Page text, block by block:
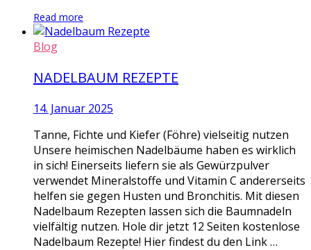
Read more
Blog
NADELBAUM REZEPTE
14. Januar 2025
Tanne, Fichte und Kiefer (Föhre) vielseitig nutzen
Unsere heimischen Nadelbäume haben es wirklich
in sich! Einerseits liefern sie als Gewürzpulver
verwendet Mineralstoffe und Vitamin C andererseits
helfen sie gegen Husten und Bronchitis. Mit diesen
Nadelbaum Rezepten lassen sich die Baumnadeln
vielfältig nutzen. Hole dir jetzt 12 Seiten kostenlose
Nadelbaum Rezepte! Hier findest du den Link …